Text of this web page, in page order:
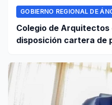
GOBIERNO REGIONAL DE
Colegio de Arquitectos
disposición cartera de